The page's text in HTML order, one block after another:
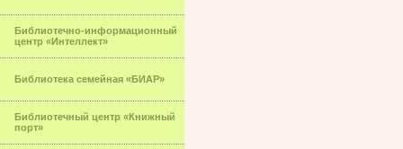
Библиотечно-информационный
центр «Интеллект»
Библиотека семейная «БИАР»
Библиотечный центр «Книжный
порт»